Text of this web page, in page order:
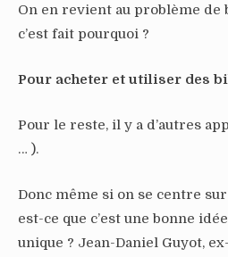
On en revient au problème de
c’est fait pourquoi ?
Pour acheter et utiliser des
Pour le reste, il y a d’autres
… ).
Donc même si on se centre
est-ce que c’est une bonne
unique ? Jean-Daniel Guyot,